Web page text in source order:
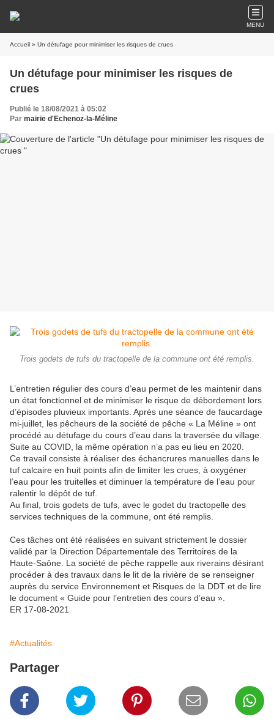
MENU
Accueil » Un détufage pour minimiser les risques de crues
Un détufage pour minimiser les risques de
crues
Publié le 18/08/2021 à 05:02
Par mairie d'Echenoz-la-Méline
Trois godets de tufs du tractopelle de la commune ont été remplis.
L’entretien régulier des cours d’eau permet de les maintenir dans
un état fonctionnel et de minimiser le risque de débordement lors
d’épisodes pluvieux importants. Après une séance de faucardage
mi-juillet, les pêcheurs de la société de pêche « La Méline » ont
procédé au détufage du cours d’eau dans la traversée du village.
Suite au COVID, la même opération n’a pas eu lieu en 2020.
Ce travail consiste à réaliser des échancrures manuelles dans le
tuf calcaire en huit points afin de limiter les crues, à oxygéner
l’eau pour les truitelles et diminuer la température de l’eau pour
ralentir le dépôt de tuf.
Au final, trois godets de tufs, avec le godet du tractopelle des
services techniques de la commune, ont été remplis.
Ces tâches ont été réalisées en suivant strictement le dossier
validé par la Direction Départementale des Territoires de la
Haute-Saône. La société de pêche rappelle aux riverains désirant
procéder à des travaux dans le lit de la rivière de se renseigner
auprès du service Environnement et Risques de la DDT et de lire
le document « Guide pour l’entretien des cours d’eau ».
ER 17-08-2021
#Actualités
Partager